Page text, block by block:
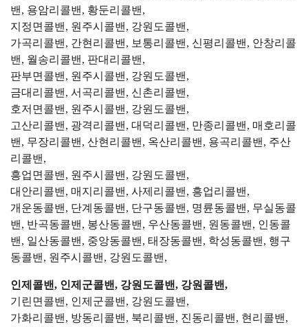
밴, 용암리콜밴, 황둔리콜밴,
지정면콜밴, 원주시콜밴, 강원도콜밴,
가곡리콜밴, 간현리콜밴, 보통리콜밴, 신평리콜밴, 안창리콜
밴, 월송리콜밴, 판대리콜밴,
판부면콜밴, 원주시콜밴, 강원도콜밴,
금대리콜밴, 서곡리콜밴, 신촌리콜밴,
호저면콜밴, 원주시콜밴, 강원도콜밴,
고산리콜밴, 광격리콜밴, 대덕리콜밴, 만종리콜밴, 매호리콜
밴, 무장리콜밴, 산현리콜밴, 옥산리콜밴, 용곡리콜밴, 주산
리콜밴,
흥업면콜밴, 원주시콜밴, 강원도콜밴,
대안리콜밴, 매지리콜밴, 사제리콜밴, 흥업리콜밴,
개운동콜밴, 단계동콜밴, 단구동콜밴, 명륜동콜밴, 무실동콜
밴, 반곡동콜밴, 봉산동콜밴, 우산동콜밴, 원동콜밴, 인동콜
밴, 일산동콜밴, 중앙동콜밴, 태장동콜밴, 학성동콜밴, 행구
동콜밴, 원주시콜밴, 강원도콜밴,
인제콜밴, 인제군콜밴, 강원도콜밴, 강원콜밴,
기린면콜밴, 인제군콜밴, 강원도콜밴,
가화리콜밴, 방동리콜밴, 북리콜밴, 진동리콜밴, 현리콜밴,